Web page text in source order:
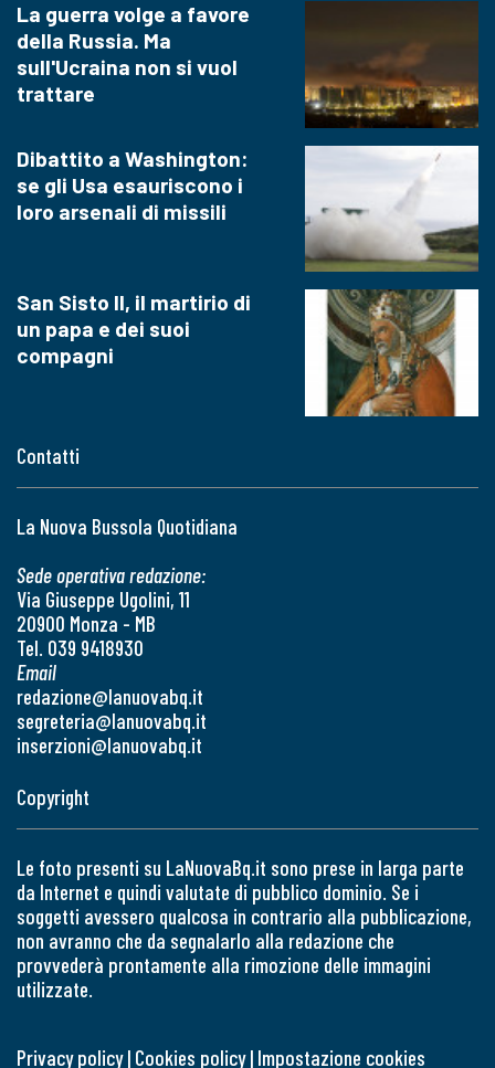
Contatti
La Nuova Bussola Quotidiana
Sede operativa redazione:
Via Giuseppe Ugolini, 11
20900 Monza - MB
Tel. 039 9418930
Email
redazione@lanuovabq.it
segreteria@lanuovabq.it
inserzioni@lanuovabq.it
La guerra volge a favore
della Russia. Ma
sull'Ucraina non si vuol
trattare
Dibattito a Washington:
se gli Usa esauriscono i
loro arsenali di missili
San Sisto II, il martirio di
un papa e dei suoi
compagni
Copyright
Le foto presenti su LaNuovaBq.it sono prese in larga parte
da Internet e quindi valutate di pubblico dominio. Se i
soggetti avessero qualcosa in contrario alla pubblicazione,
non avranno che da segnalarlo alla redazione che
provvederà prontamente alla rimozione delle immagini
utilizzate.
Privacy policy| Cookies policy| Impostazione cookies